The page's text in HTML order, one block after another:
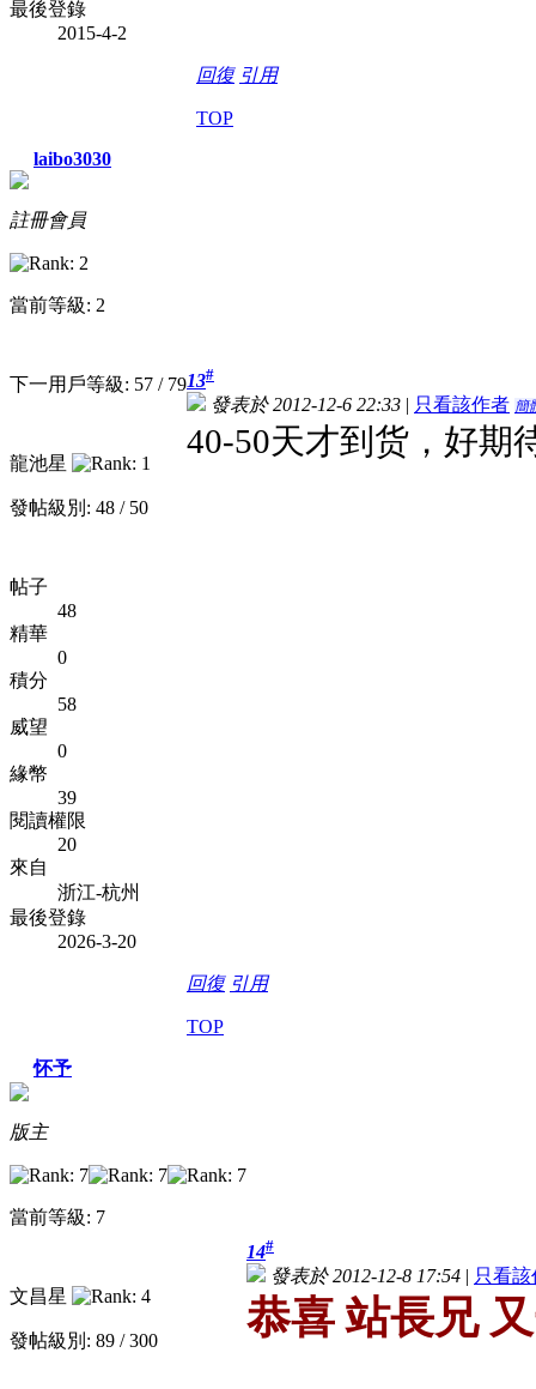
最後登錄
2015-4-2
回復 引用
TOP
laibo3030
註冊會員
當前等級: 2
下一用戶等級: 57 / 79
龍池星
發帖級別: 48 / 50
帖子
48
精華
0
積分
58
威望
0
緣幣
39
閱讀權限
20
來自
浙江-杭州
最後登錄
2026-3-20
13#
發表於 2012-12-6 22:33 | 只看該作者 簡
40-50天才到货，好期
回復 引用
TOP
怀予
版主
當前等級: 7
文昌星
發帖級別: 89 / 300
14#
發表於 2012-12-8 17:54 | 只看該
恭喜 站長兄